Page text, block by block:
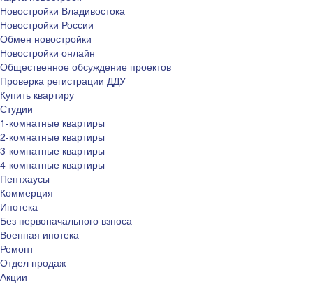
Новостройки Владивостока
Новостройки России
Обмен новостройки
Новостройки онлайн
Общественное обсуждение проектов
Проверка регистрации ДДУ
Купить квартиру
Студии
1-комнатные квартиры
2-комнатные квартиры
3-комнатные квартиры
4-комнатные квартиры
Пентхаусы
Коммерция
Ипотека
Без первоначального взноса
Военная ипотека
Ремонт
Отдел продаж
Акции